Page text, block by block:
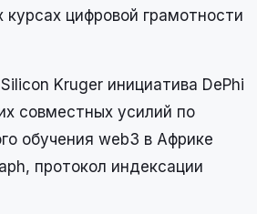
курсах цифровой грамотности
Kruger инициатива DePhi
совместных усилий по
обучения web3 в Африке
протокол индексации